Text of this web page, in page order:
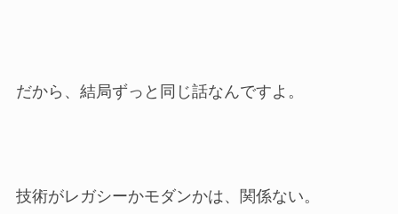
だから、結局ずっと同じ話なんですよ。
技術がレガシーかモダンかは、関係ない。